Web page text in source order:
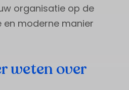
organisatie op de
moderne manier
weten over